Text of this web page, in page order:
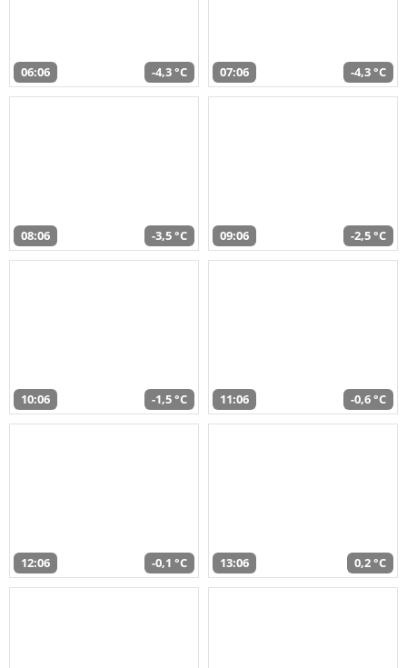
06:06 -4,3 °C 07:06 -4,3 °C
08:06 -3,5 °C 09:06 -2,5 °C
10:06 -1,5 °C 11:06 -0,6 °C
12:06 -0,1 °C 13:06 0,2 °C